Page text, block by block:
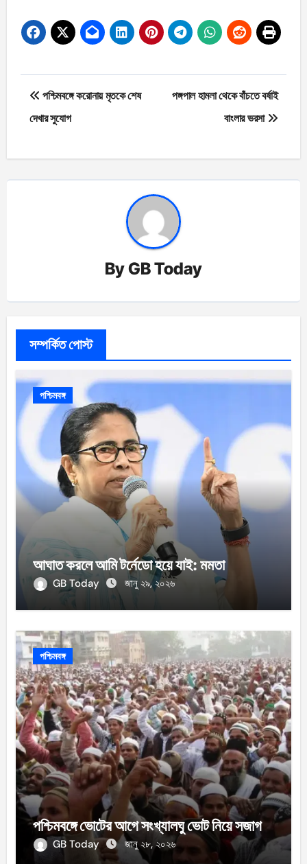
Post
navigation
পশ্চিমবঙ্গে করোনায় মৃতকে শেষ
দেখার সুযোগ
পঙ্গপাল হামলা থেকে বাঁচতে বর্ষাই
বাংলার ভরসা
ByGB Today
সম্পর্কিত পোস্ট
পশ্চিমবঙ্গ
আঘাত করলে আমি টর্নেডো হয়ে যাই: মমতা
GB Today জানু ২৯, ২০২৬
পশ্চিমবঙ্গ
পশ্চিমবঙ্গে ভোটের আগে সংখ্যালঘু ভোট নিয়ে সজাগ
GB Today জানু ২৮, ২০২৬